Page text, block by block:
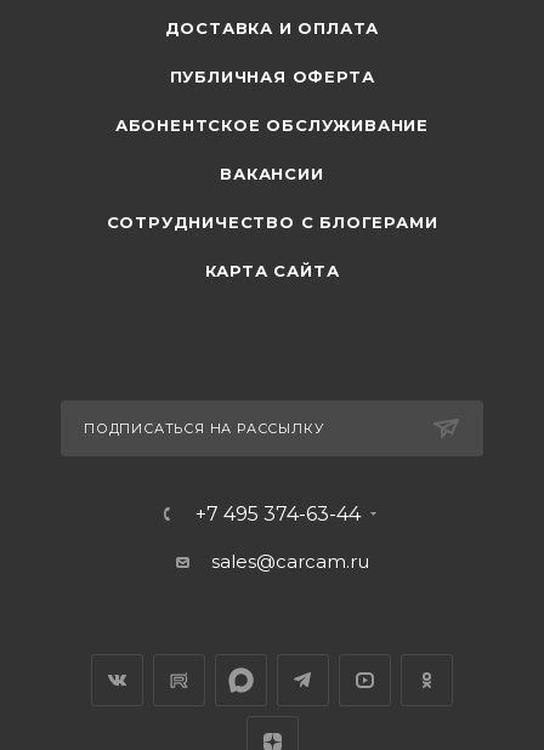
ДОСТАВКА И ОПЛАТА
ПУБЛИЧНАЯ ОФЕРТА
АБОНЕНТСКОЕ ОБСЛУЖИВАНИЕ
ВАКАНСИИ
СОТРУДНИЧЕСТВО С БЛОГЕРАМИ
КАРТА САЙТА
ПОДПИСАТЬСЯ НА РАССЫЛКУ
+7 495 374-63-44
sales@carcam.ru